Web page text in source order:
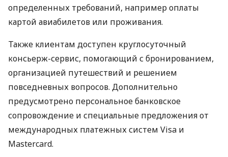
определенных требований, например оплаты
картой авиабилетов или проживания.
Также клиентам доступен круглосуточный
консьерж-сервис, помогающий с бронированием,
организацией путешествий и решением
повседневных вопросов. Дополнительно
предусмотрено персональное банковское
сопровождение и специальные предложения от
международных платежных систем Visa и
Mastercard.